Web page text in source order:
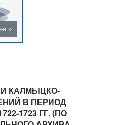
КАЛМЫЦКО-
В ПЕРИОД
1723 ГГ. (ПО